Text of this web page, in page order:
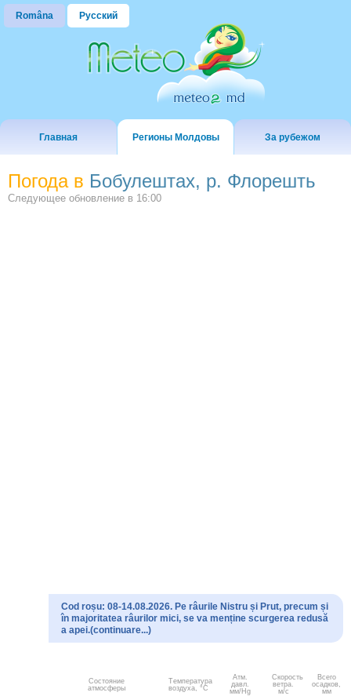
Româna Русский
Главная Регионы Молдовы За рубежом
Погода в Бобулештах, р. Флорешть
Следующее обновление в 16:00
Cod roșu: 08-14.08.2026. Pe râurile Nistru și Prut, precum și
în majoritatea râurilor mici, se va menține scurgerea redusă
a apei.(continuare...)
Состояние
атмосферы
Температура
воздуха, °C
Атм.
давл.
мм/Hg
Скорость
ветра.
м/с
Всего
осадков,
мм